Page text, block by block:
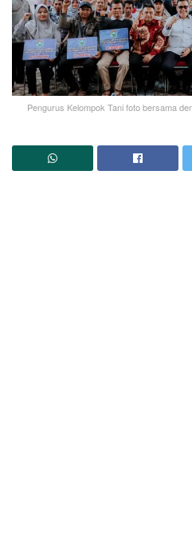
Pengurus Kelompok Tani foto bersama